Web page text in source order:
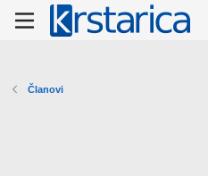
Članovi